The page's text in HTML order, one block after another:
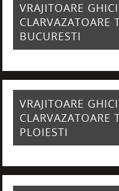
VRAJITOARE
CLARVAZATOARE
BUCURESTI
VRAJITOARE
CLARVAZATOARE
PLOIESTI